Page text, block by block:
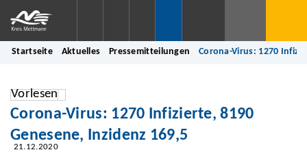
Startseite Aktuelles Pressemitteilungen Corona-Virus: 1270
Vorlesen
Corona-Virus: 1270 Infizierte, 8190
Genesene, Inzidenz 169,5
21.12.2020